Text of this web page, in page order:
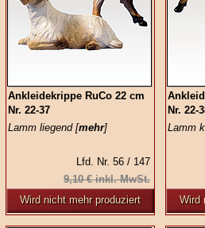
Ankleidekrippe RuCo 22 cm
Nr. 22-37
Lamm liegend [mehr]
Lfd. Nr. 56 / 147
9,10 € inkl. MwSt.
Wird nicht mehr produziert
Nr. 22-
Lamm
Wird